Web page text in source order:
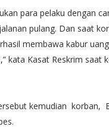
para pelaku dengan
pulang. Dan saat
membawa kabur
kata Kasat Reskrim
kemudian korban,